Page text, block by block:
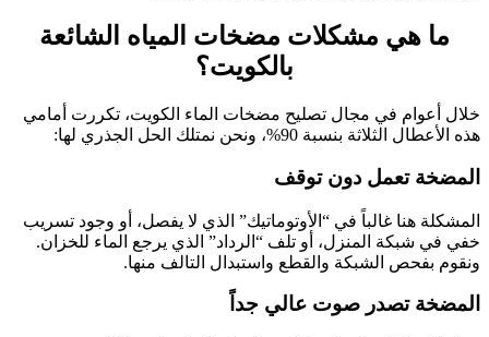
ما هي مشكلات مضخات المياه الشائعة
بالكويت؟
خلال أعوام في مجال تصليح مضخات الماء الكويت، تكررت أمامي
هذه الأعطال الثلاثة بنسبة 90%، ونحن نمتلك الحل الجذري لها:
المضخة تعمل دون توقف
المشكلة هنا غالباً في “الأوتوماتيك” الذي لا يفصل، أو وجود تسريب
خفي في شبكة المنزل، أو تلف “الرداد” الذي يرجع الماء للخزان.
ونقوم بفحص الشبكة والقطع واستبدال التالف منها.
المضخة تصدر صوت عالي جداً